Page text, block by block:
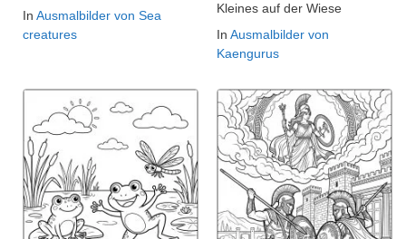
In Ausmalbilder von Sea
creatures
Kleines auf der Wiese
In Ausmalbilder von
Kaengurus